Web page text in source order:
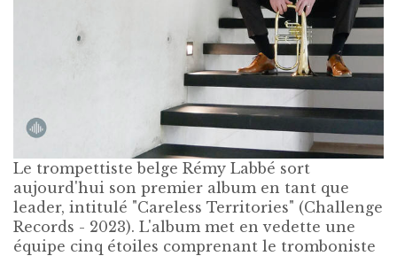
Le trompettiste belge Rémy Labbé sort
aujourd'hui son premier album en tant que
leader, intitulé "Careless Territories" (Challenge
Records - 2023). L'album met en vedette une
équipe cinq étoiles comprenant le tromboniste